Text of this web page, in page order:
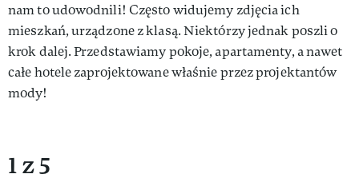
nam to udowodnili! Często widujemy zdjęcia ich
mieszkań, urządzone z klasą. Niektórzy jednak poszli o
krok dalej. Przedstawiamy pokoje, apartamenty, a nawet
całe hotele zaprojektowane właśnie przez projektantów
mody!
1 z 5